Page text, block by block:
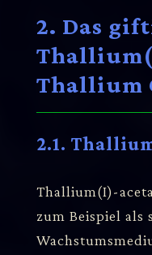
2. Das
Thallium
2.1.
Thallium(I)-
zum Beispiel als